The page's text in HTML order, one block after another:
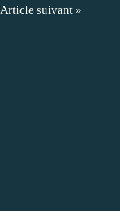
Article suivant »